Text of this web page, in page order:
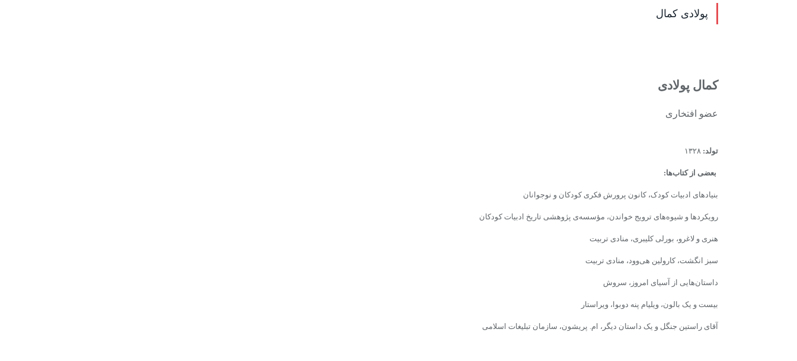
پولادی کمال
کمال پولادى
عضو افتخاری
تولد:۱۳۲۸
بعضى‌ از کتاب‌ها:
بنیادهاى ادبیات کودک، کانون پرورش فکرى کودکان و نوجوانان
رویکردها و شیوه‌هاى ترویج خواندن، مؤسسه‌ى پژوهشى تاریخ ادبیات کودکان
هنرى و لاغرو، بورلى کلیبرى، منادى تربیت
سبز انگشت، کارولین هى‌وود،‌ منادى تربیت
داستان‌هایى از آسیاى امروز، سروش
بیست و یک بالون، ویلیام پنه دوبوا، ویراستار
آقاى‌ راستین جنگل و یک داستان دیگر، ام. پریشون، سازمان تبلیغات اسلامى